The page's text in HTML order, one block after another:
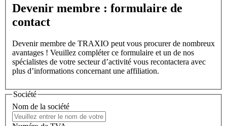
Devenir membre : formulaire de
contact
Devenir membre de TRAXIO peut vous procurer de nombreux
avantages ! Veuillez compléter ce formulaire et un de nos
spécialistes de votre secteur d’activité vous recontactera avec
plus d’informations concernant une affiliation.
Société
Nom de la société